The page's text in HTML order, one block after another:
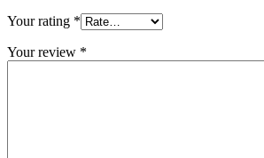
Your rating *
Your review *